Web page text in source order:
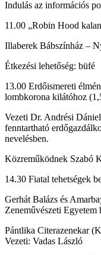
Indulás az információs
11.00 „Robin Hood
Illaberek Bábszínház –
Étkezési lehetőség: büfé
13.00 Erdőismereti
lombkorona kilátóhoz
Vezeti Dr. Andrési
fenntartható
nevelésben.
Közreműködnek Szabó
14.30 Fiatal tehetségek
Gerhát Balázs és
Zeneművészeti Egyetem
Pántlika Citerazenekar
Vezeti: Vadas László